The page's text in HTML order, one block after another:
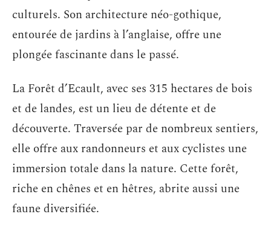
culturels. Son architecture néo-gothique,
entourée de jardins à l’anglaise, offre une
plongée fascinante dans le passé.
La Forêt d’Ecault, avec ses 315 hectares de bois
et de landes, est un lieu de détente et de
découverte. Traversée par de nombreux sentiers,
elle offre aux randonneurs et aux cyclistes une
immersion totale dans la nature. Cette forêt,
riche en chênes et en hêtres, abrite aussi une
faune diversifiée.